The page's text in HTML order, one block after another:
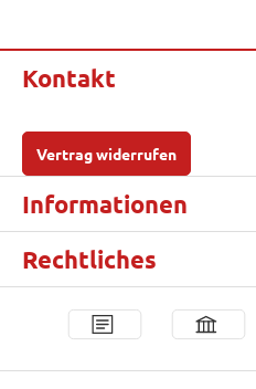
Kontakt
Vertrag widerrufen
Informationen
Rechtliches